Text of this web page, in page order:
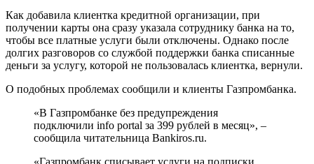
Как добавила клиентка кредитной организации, при
получении карты она сразу указала сотруднику банка на то,
чтобы все платные услуги были отключены. Однако после
долгих разговоров со службой поддержки банка списанные
деньги за услугу, которой не пользовалась клиентка, вернули.
О подобных проблемах сообщили и клиенты Газпромбанка.
«В Газпромбанке без предупреждения
подключили info portal за 399 рублей в месяц», –
сообщила читательница Bankiros.ru.